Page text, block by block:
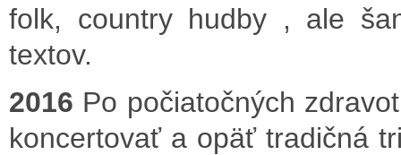
folk, country hudby , ale
textov.
2016 Po počiatočných
koncertovať a opäť tradičná